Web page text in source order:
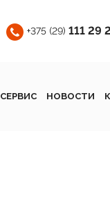
+375 (29) 111 29
СЕРВИС НОВОСТИ